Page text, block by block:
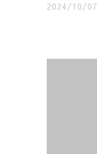
2024/10/07